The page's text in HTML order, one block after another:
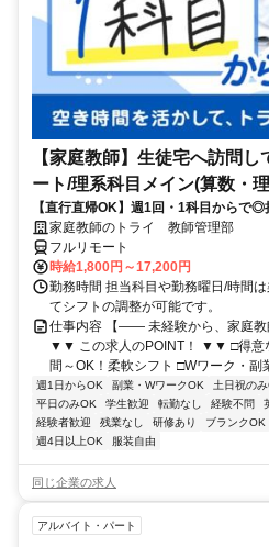
【家庭教師】生徒宅へ訪問
ート/理系科目メイン(算数・
【直行直帰OK】週1回・1科目からで◎
家庭教師のトライ 教師管理部
フルリモート
時給1,800円～17,200円
勤務時間 担当科目や勤務曜日/時間
てシフトの調整が可能です。
仕事内容 【―― 未経験から、家庭
▼▼ この求人のPOINT！ ▼▼ □得意
間～OK！柔軟シフト □Wワーク・副
週1日からOK 副業・WワークOK 土日祝の
平日のみOK
学生歓迎 転勤なし 経験不問
経験者歓迎
残業なし 研修あり ブランクOK
週4日以上OK
服装自由
同じ企業の求人
アルバイト・パート